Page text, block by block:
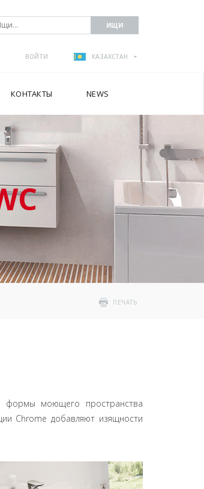
ВОЙТИ КАЗАХСТАН
КОНТАКТЫ NEWS
ПЕЧАТЬ
формы моющего пространства
Chrome добавляют изящности